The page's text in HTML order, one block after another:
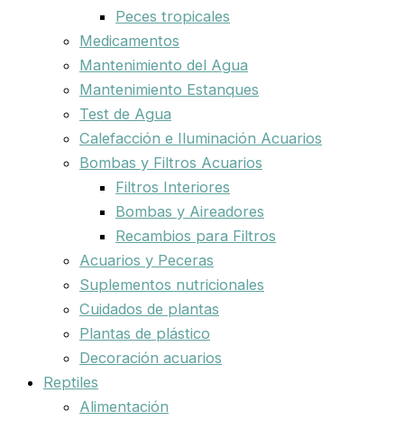
Peces tropicales
Medicamentos
Mantenimiento del Agua
Mantenimiento Estanques
Test de Agua
Calefacción e Iluminación Acuarios
Bombas y Filtros Acuarios
Filtros Interiores
Bombas y Aireadores
Recambios para Filtros
Acuarios y Peceras
Suplementos nutricionales
Cuidados de plantas
Plantas de plástico
Decoración acuarios
Reptiles
Alimentación